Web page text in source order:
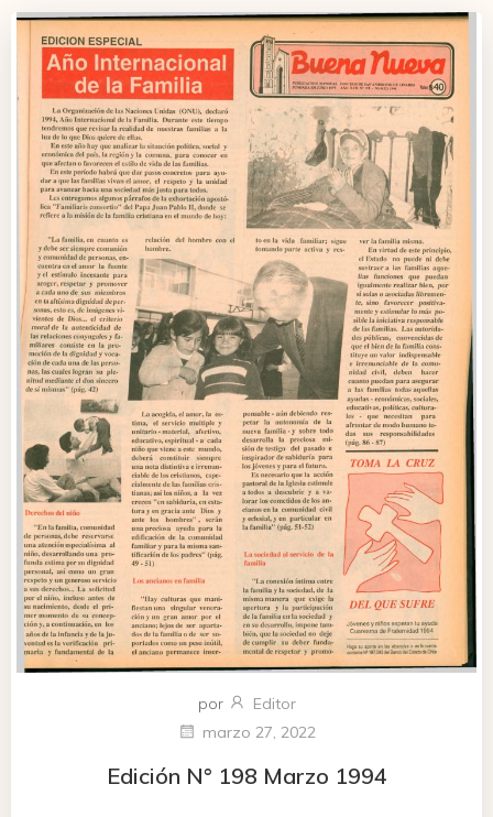
por
Editor
marzo 27, 2022
Edición N° 198 Marzo 1994